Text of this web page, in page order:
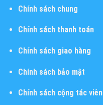
Chính sách chung
Chính sách thanh toán
Chính sách giao hàng
Chính sách bảo mật
Chính sách cộng tác viên